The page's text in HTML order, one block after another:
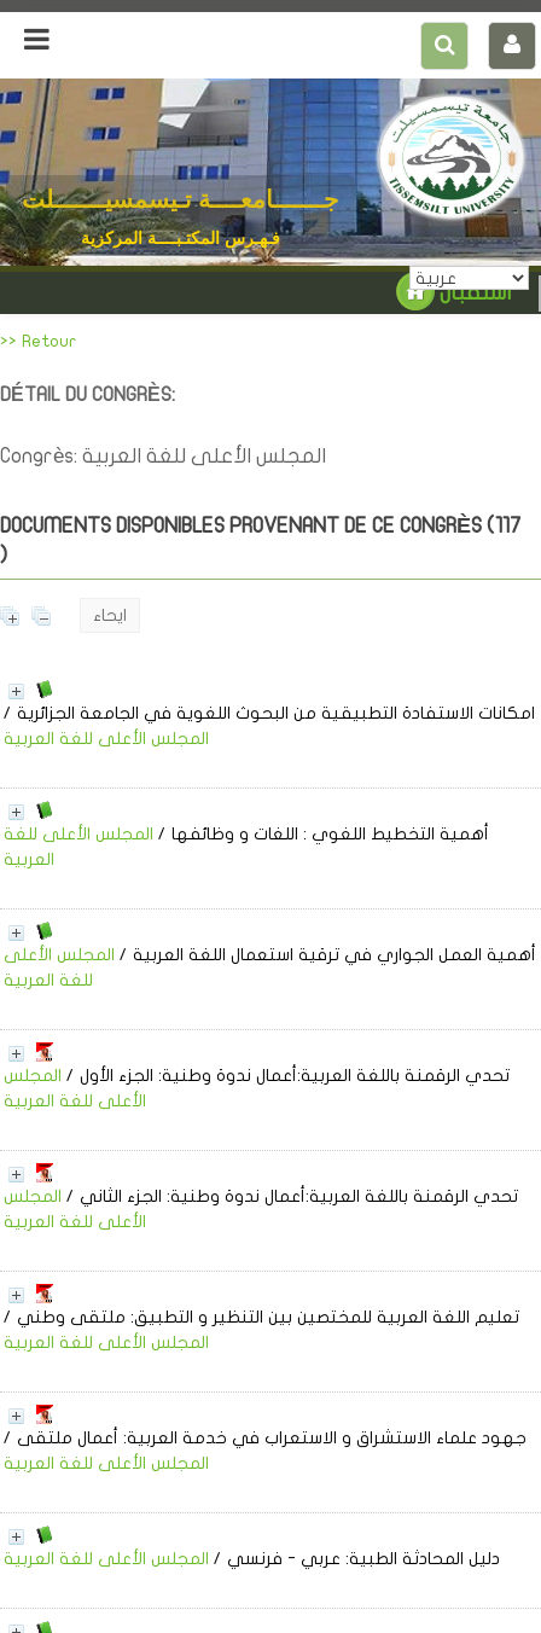
جـــــــامعــــة تـيسمسيـــــــلت
فـهـرس المكتـبــــة المركزية
استقبال
>> Retour
DÉTAIL DU CONGRÈS:
Congrès: المجلس الأعلى للغة العربية
DOCUMENTS DISPONIBLES PROVENANT DE CE CONGRÈS (117
)
ايحاء
امكانات الاستفادة التطبيقية من البحوث اللغوية في الجامعة الجزائرية /
المجلس الأعلى للغة العربية
أهمية التخطيط اللغوي : اللغات و وظائفها / المجلس الأعلى للغة
العربية
أهمية العمل الجواري في ترقية استعمال اللغة العربية / المجلس الأعلى
للغة العربية
تحدي الرقمنة باللغة العربية:أعمال ندوة وطنية: الجزء الأول / المجلس
الأعلى للغة العربية
تحدي الرقمنة باللغة العربية:أعمال ندوة وطنية: الجزء الثاني / المجلس
الأعلى للغة العربية
تعليم اللغة العربية للمختصين بين التنظير و التطبيق: ملتقى وطني /
المجلس الأعلى للغة العربية
جهود علماء الاستشراق و الاستعراب في خدمة العربية: أعمال ملتقى /
المجلس الأعلى للغة العربية
دليل المحادثة الطبية: عربي - فرنسي / المجلس الأعلى للغة العربية